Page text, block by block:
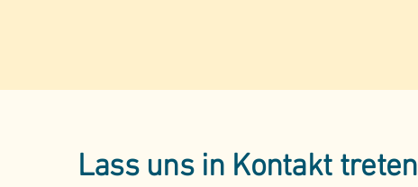
Lass uns in Kontakt treten